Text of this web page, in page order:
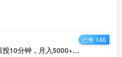
拼多多虚拟爆单4.0打法，日投10分钟，月入5000+，零基础也能学会
已售 146